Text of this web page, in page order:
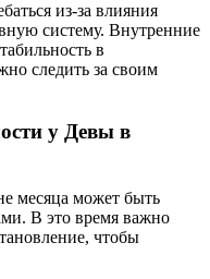
из-за влияния
систему. Внутренние
в
следить за своим
у Девы в
месяца может быть
В это время важно
чтобы